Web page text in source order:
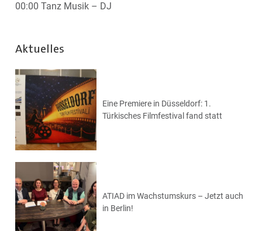
00:00 Tanz Musik – DJ
Aktuelles
Eine Premiere in Düsseldorf: 1.
Türkisches Filmfestival fand statt
ATIAD im Wachstumskurs – Jetzt auch
in Berlin!